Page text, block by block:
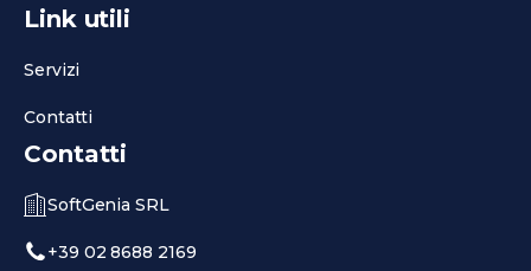
Link utili
Servizi
Contatti
Contatti
SoftGenia SRL
+39 02 8688 2169